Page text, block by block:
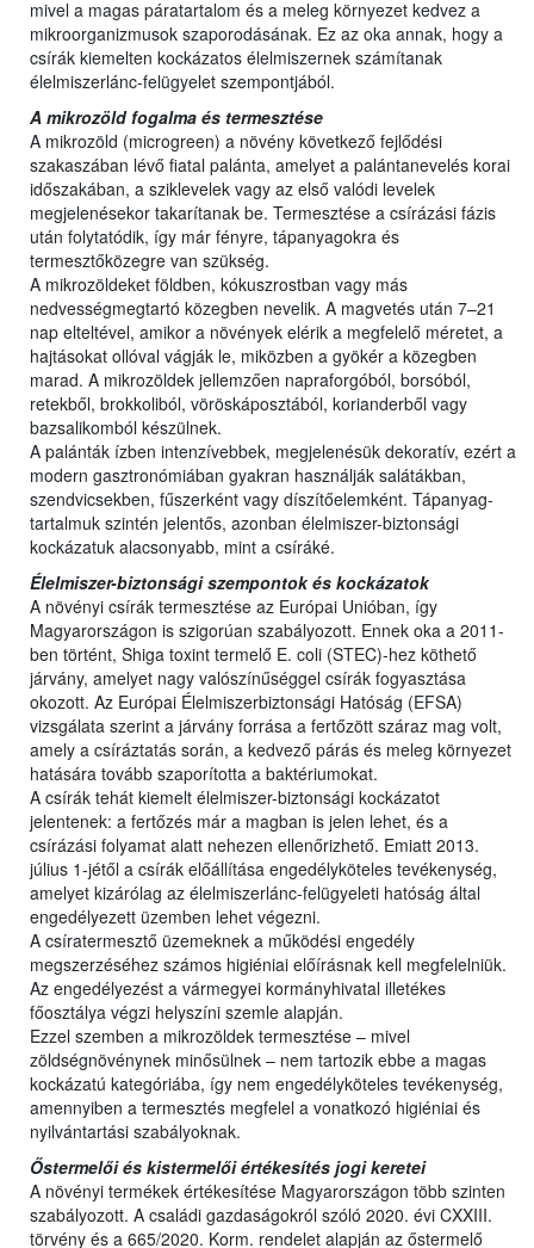
mivel a magas páratartalom és a meleg környezet kedvez a
mikroorganizmusok szaporodásának. Ez az oka annak, hogy a
csírák kiemelten kockázatos élelmiszernek számítanak
élelmiszerlánc-felügyelet szempontjából.
A mikrozöld fogalma és termesztése
A mikrozöld (microgreen) a növény következő fejlődési
szakaszában lévő fiatal palánta, amelyet a palántanevelés korai
időszakában, a sziklevelek vagy az első valódi levelek
megjelenésekor takarítanak be. Termesztése a csírázási fázis
után folytatódik, így már fényre, tápanyagokra és
termesztőközegre van szükség.
A mikrozöldeket földben, kókuszrostban vagy más
nedvességmegtartó közegben nevelik. A magvetés után 7–21
nap elteltével, amikor a növények elérik a megfelelő méretet, a
hajtásokat ollóval vágják le, miközben a gyökér a közegben
marad. A mikrozöldek jellemzően napraforgóból, borsóból,
retekből, brokkoliból, vöröskáposztából, korianderből vagy
bazsalikomból készülnek.
A palánták ízben intenzívebbek, megjelenésük dekoratív, ezért a
modern gasztronómiában gyakran használják salátákban,
szendvicsekben, fűszerként vagy díszítőelemként. Tápanyag-
tartalmuk szintén jelentős, azonban élelmiszer-biztonsági
kockázatuk alacsonyabb, mint a csíráké.
Élelmiszer-biztonsági szempontok és kockázatok
A növényi csírák termesztése az Európai Unióban, így
Magyarországon is szigorúan szabályozott. Ennek oka a 2011-
ben történt, Shiga toxint termelő E. coli (STEC)-hez köthető
járvány, amelyet nagy valószínűséggel csírák fogyasztása
okozott. Az Európai Élelmiszerbiztonsági Hatóság (EFSA)
vizsgálata szerint a járvány forrása a fertőzött száraz mag volt,
amely a csíráztatás során, a kedvező párás és meleg környezet
hatására tovább szaporította a baktériumokat.
A csírák tehát kiemelt élelmiszer-biztonsági kockázatot
jelentenek: a fertőzés már a magban is jelen lehet, és a
csírázási folyamat alatt nehezen ellenőrizhető. Emiatt 2013.
július 1-jétől a csírák előállítása engedélyköteles tevékenység,
amelyet kizárólag az élelmiszerlánc-felügyeleti hatóság által
engedélyezett üzemben lehet végezni.
A csíratermesztő üzemeknek a működési engedély
megszerzéséhez számos higiéniai előírásnak kell megfelelniük.
Az engedélyezést a vármegyei kormányhivatal illetékes
főosztálya végzi helyszíni szemle alapján.
Ezzel szemben a mikrozöldek termesztése – mivel
zöldségnövénynek minősülnek – nem tartozik ebbe a magas
kockázatú kategóriába, így nem engedélyköteles tevékenység,
amennyiben a termesztés megfelel a vonatkozó higiéniai és
nyilvántartási szabályoknak.
Őstermelői és kistermelői értékesítés jogi keretei
A növényi termékek értékesítése Magyarországon több szinten
szabályozott. A családi gazdaságokról szóló 2020. évi CXXIII.
törvény és a 665/2020. Korm. rendelet alapján az őstermelő